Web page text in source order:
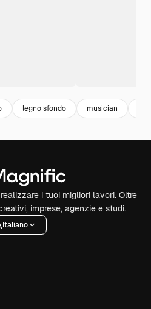
legno sfondo musician
i tuoi migliori lavori. Oltre
imprese, agenzie e studi.
Italiano